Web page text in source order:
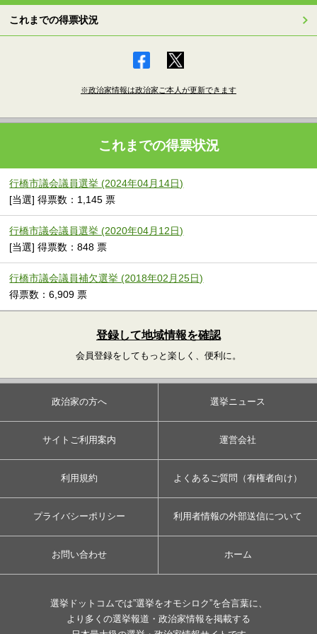
これまでの得票状況
※政治家情報は政治家ご本人が更新できます
これまでの得票状況
行橋市議会議員選挙 (2024年04月14日)
[当選] 得票数：1,145 票
行橋市議会議員選挙 (2020年04月12日)
[当選] 得票数：848 票
行橋市議会議員補欠選挙 (2018年02月25日)
得票数：6,909 票
登録して地域情報を確認
会員登録をしてもっと楽しく、便利に。
政治家の方へ 選挙ニュース
サイトご利用案内 運営会社
利用規約 よくあるご質問（有権者向け）
プライバシーポリシー 利用者情報の外部送信について
お問い合わせ ホーム
選挙ドットコムでは”選挙をオモシロク”を合言葉に、
より多くの選挙報道・政治家情報を掲載する